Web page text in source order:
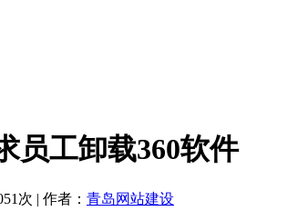
员工卸载360软件
次 | 作者： 青岛网站建设